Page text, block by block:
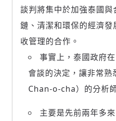
談判將集中於加強泰國
鏈、清潔和環保的經濟
收管理的合作。
事實上，泰國政府
會談的決定，讓非常
Chan-o-cha）的分析
主要是先前兩年多